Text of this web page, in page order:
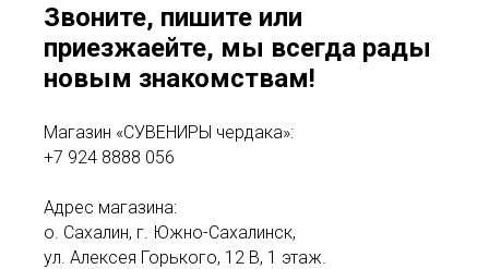
Звоните, пишите или
приезжаейте, мы всегда рады
новым знакомствам!
Магазин «СУВЕНИРЫ чердака»:
+7 924 8888 056
Адрес магазина:
о. Сахалин, г. Южно-Сахалинск,
ул. Алексея Горького, 12 В, 1 этаж.